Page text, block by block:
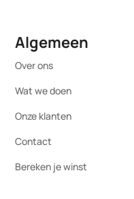
Algemeen
Over ons
Wat we doen
Onze klanten
Contact
Bereken je winst